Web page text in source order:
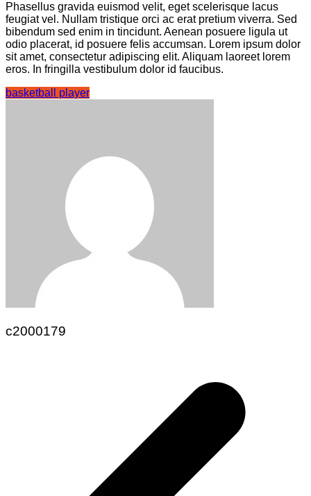
Phasellus gravida euismod velit, eget scelerisque lacus
feugiat vel. Nullam tristique orci ac erat pretium viverra. Sed
bibendum sed enim in tincidunt. Aenean posuere ligula ut
odio placerat, id posuere felis accumsan. Lorem ipsum dolor
sit amet, consectetur adipiscing elit. Aliquam laoreet lorem
eros. In fringilla vestibulum dolor id faucibus.
basketball player
c2000179